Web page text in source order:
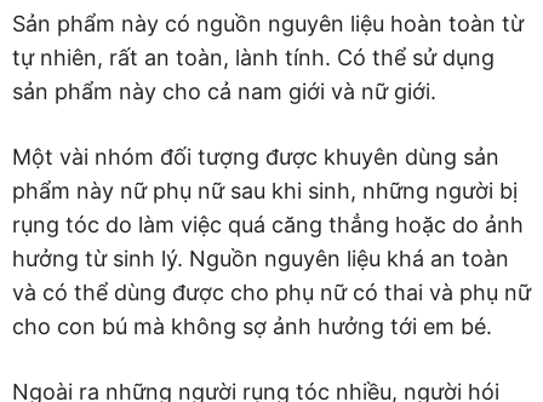
Sản phẩm này có nguồn nguyên liệu hoàn toàn từ
tự nhiên, rất an toàn, lành tính. Có thể sử dụng
sản phẩm này cho cả nam giới và nữ giới.
Một vài nhóm đối tượng được khuyên dùng sản
phẩm này nữ phụ nữ sau khi sinh, những người bị
rụng tóc do làm việc quá căng thẳng hoặc do ảnh
hưởng từ sinh lý. Nguồn nguyên liệu khá an toàn
và có thể dùng được cho phụ nữ có thai và phụ nữ
cho con bú mà không sợ ảnh hưởng tới em bé.
Ngoài ra những người rụng tóc nhiều, người hói